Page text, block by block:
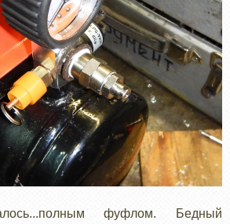
фуфлом. Бедный